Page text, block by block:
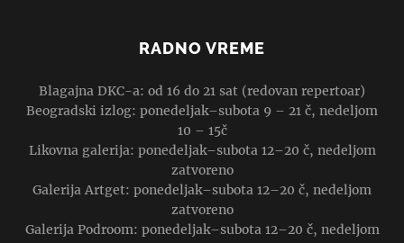
RADNO VREME
Blagajna DKC-a: od 16 do 21 sat (redovan repertoar)
Beogradski izlog: ponedeljak–subota 9 – 21 č, nedeljom
10 – 15č
Likovna galerija: ponedeljak–subota 12–20 č, nedeljom
zatvoreno
Galerija Artget: ponedeljak–subota 12–20 č, nedeljom
zatvoreno
Galerija Podroom: ponedeljak–subota 12–20 č, nedeljom